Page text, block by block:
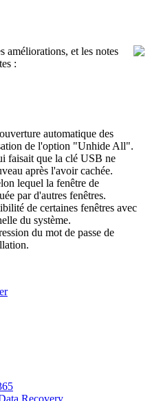
améliorations, et les notes
:
automatique des
de l'option "Unhide All".
faisait que la clé USB ne
après l'avoir cachée.
lequel la fenêtre de
par d'autres fenêtres.
de certaines fenêtres avec
du système.
du mot de passe de
Recovery